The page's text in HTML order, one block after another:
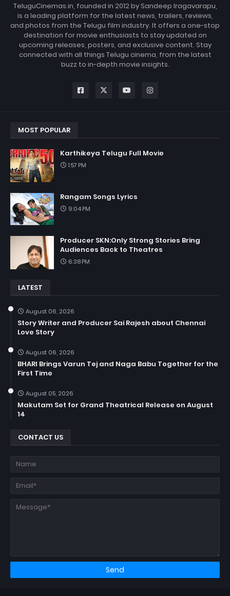
TeluguCinemas.in, founded in 2012 by Sandeep Iragavarapu,
is a leading platform for the latest news, trailers, reviews,
and photos from the Telugu film industry. It offers a one-stop
destination for movie enthusiasts to stay updated on
upcoming releases, posters, and exclusive content. Stay
connected with all things Telugu cinema, from the latest
buzz to in-depth movie insights.
MOST POPULAR
Karthikeya Telugu Full Movie
1:57 PM
Rangam Songs Lyrics
9:04 PM
Producer SKN:Only Strong Stories Bring
Audiences Back to Theatres
6:38 PM
LATEST
August 06, 2026
Story Writer and Producer Sai Rajesh about Chennai
Love Story
August 06, 2026
BHARI Brings Varun Tej and Naga Babu Together for the
First Time
August 05, 2026
Makutam Set for Grand Theatrical Release on August
14
CONTACT US